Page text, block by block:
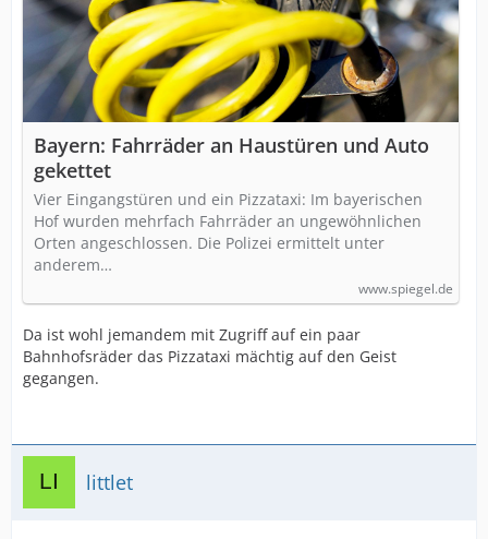
Bayern: Fahrräder an Haustüren und Auto
gekettet
Vier Eingangstüren und ein Pizzataxi: Im bayerischen
Hof wurden mehrfach Fahrräder an ungewöhnlichen
Orten angeschlossen. Die Polizei ermittelt unter
anderem…
www.spiegel.de
Da ist wohl jemandem mit Zugriff auf ein paar
Bahnhofsräder das Pizzataxi mächtig auf den Geist
gegangen.
littlet